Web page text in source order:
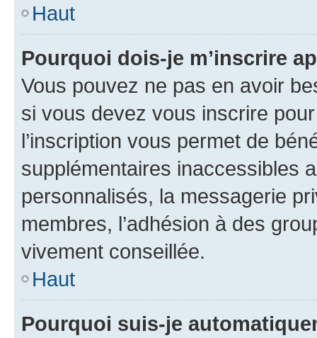
Haut
Pourquoi dois-je m’inscrire
Vous pouvez ne pas en avoir
si vous devez vous inscrire
l’inscription vous permet de
supplémentaires inaccessibles
personnalisés, la messagerie
membres, l’adhésion à des
vivement conseillée.
Haut
Pourquoi suis-je